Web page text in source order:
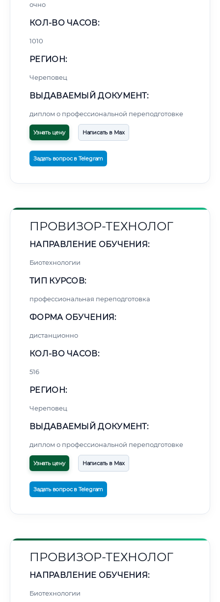
очно
КОЛ-ВО ЧАСОВ:
1010
РЕГИОН:
Череповец
ВЫДАВАЕМЫЙ ДОКУМЕНТ:
диплом о профессиональной переподготовке
Узнать цену Написать в Max
Задать вопрос в Telegram
ПРОВИЗОР-ТЕХНОЛОГ
НАПРАВЛЕНИЕ ОБУЧЕНИЯ:
Биотехнологии
ТИП КУРСОВ:
профессиональная переподготовка
ФОРМА ОБУЧЕНИЯ:
дистанционно
КОЛ-ВО ЧАСОВ:
516
РЕГИОН:
Череповец
ВЫДАВАЕМЫЙ ДОКУМЕНТ:
диплом о профессиональной переподготовке
Узнать цену Написать в Max
Задать вопрос в Telegram
ПРОВИЗОР-ТЕХНОЛОГ
НАПРАВЛЕНИЕ ОБУЧЕНИЯ:
Биотехнологии